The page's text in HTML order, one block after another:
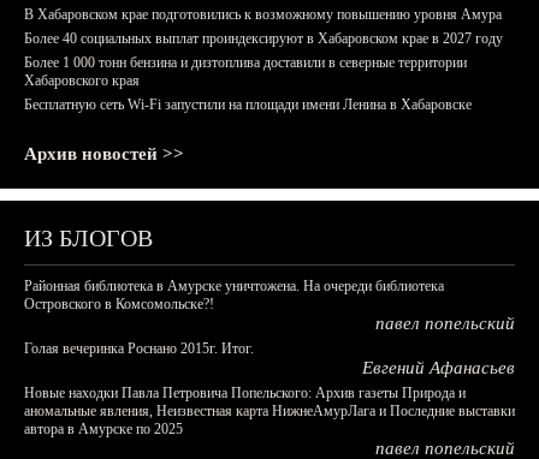
В Хабаровском крае подготовились к возможному повышению уровня Амура
Более 40 социальных выплат проиндексируют в Хабаровском крае в 2027 году
Более 1 000 тонн бензина и дизтоплива доставили в северные территории
Хабаровского края
Бесплатную сеть Wi-Fi запустили на площади имени Ленина в Хабаровске
Архив новостей >>
ИЗ БЛОГОВ
Районная библиотека в Амурске уничтожена. На очереди библиотека
Островского в Комсомольске?!
павел попельский
Голая вечеринка Роснано 2015г. Итог.
Евгений Афанасьев
Новые находки Павла Петровича Попельского: Архив газеты Природа и
аномальные явления, Неизвестная карта НижнеАмурЛага и Последние выставки
автора в Амурске по 2025
павел попельский